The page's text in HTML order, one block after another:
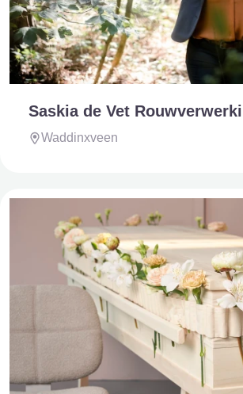
Saskia de Vet
Waddinxveen